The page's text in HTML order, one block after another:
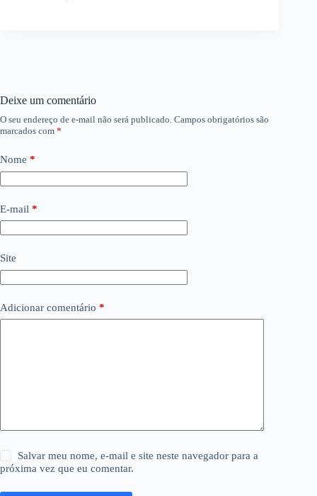
Deixe um comentário
O seu endereço de e-mail não será publicado. Campos obrigatórios são
marcados com *
Nome *
E-mail *
Site
Adicionar comentário *
Salvar meu nome, e-mail e site neste navegador para a
próxima vez que eu comentar.